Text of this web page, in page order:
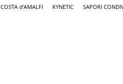
COSTA d’AMALFI KYNETIC SAPORI